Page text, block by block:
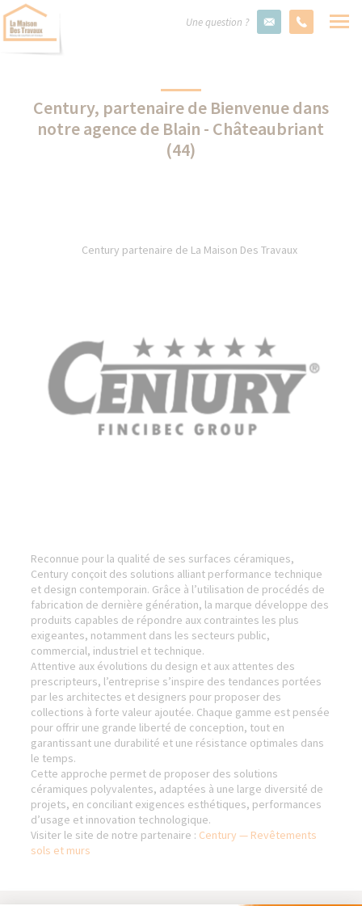
Une question ?
Century, partenaire de Bienvenue dans
notre agence de Blain - Châteaubriant
(44)
Century partenaire de La Maison Des Travaux
Reconnue pour la qualité de ses surfaces céramiques,
Century conçoit des solutions alliant performance technique
et design contemporain. Grâce à l’utilisation de procédés de
fabrication de dernière génération, la marque développe des
produits capables de répondre aux contraintes les plus
exigeantes, notamment dans les secteurs public,
commercial, industriel et technique.
Attentive aux évolutions du design et aux attentes des
prescripteurs, l’entreprise s’inspire des tendances portées
par les architectes et designers pour proposer des
collections à forte valeur ajoutée. Chaque gamme est pensée
pour offrir une grande liberté de conception, tout en
garantissant une durabilité et une résistance optimales dans
le temps.
Cette approche permet de proposer des solutions
céramiques polyvalentes, adaptées à une large diversité de
projets, en conciliant exigences esthétiques, performances
d’usage et innovation technologique.
Visiter le site de notre partenaire : Century — Revêtements
sols et murs